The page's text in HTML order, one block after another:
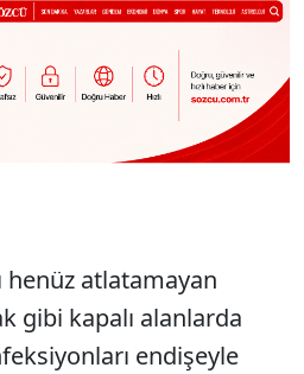
henüz atlatamayan
gibi kapalı alanlarda
endişeyle